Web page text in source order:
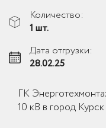
Количество:
1 шт.
Дата отгрузки:
28.02.25
ГК
10 кВ в город